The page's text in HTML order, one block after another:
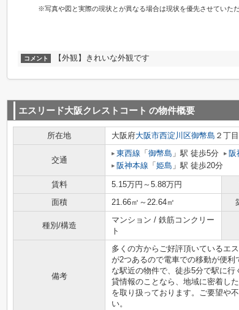
※写真や図と実際の現状とが異なる場合は現状を優先させていた
コメント 【外観】きれいな外観です
エスリード大阪クレストコート の物件概要
所在地 大阪府大阪市西淀川区御幣島 ２丁目
交通
東西線 「 御幣島 」駅 徒歩5分 阪
阪神本線 「 姫島 」駅 徒歩20分
賃料 5.15万円～5.88万円
面積
21.66㎡～22.64㎡
種別/構造
マンション / 鉄筋コンクリー
ト
備考
多くの方からご好評頂いているエ
が2つあるので電車での移動が便
な駅近の物件で、徒歩5分で駅に
貸情報のことなら、地域に密着し
を取り扱っております。ご要望や
い。